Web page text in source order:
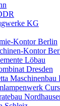
KG
Kontor Berlin
Kontor
Löbau
Dresden
Maschinenbau